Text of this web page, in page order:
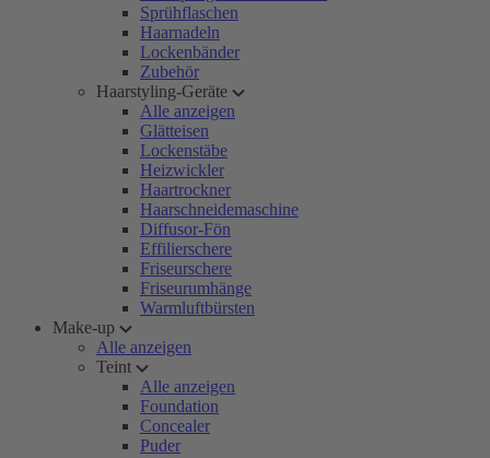
Sprühflaschen
Haarnadeln
Lockenbänder
Zubehör
Haarstyling-Geräte
Alle anzeigen
Glätteisen
Lockenstäbe
Heizwickler
Haartrockner
Haarschneidemaschine
Diffusor-Fön
Effilierschere
Friseurschere
Friseurumhänge
Warmluftbürsten
Make-up
Alle anzeigen
Teint
Alle anzeigen
Foundation
Concealer
Puder